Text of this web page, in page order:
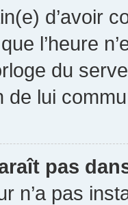
d’avoir
que l’heure
du
de lui
pas
n’a pas